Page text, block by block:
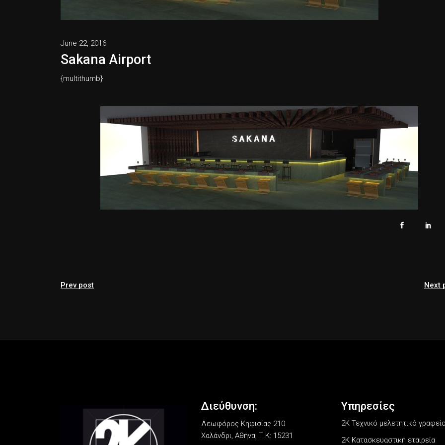
June 22, 2016
Sakana Airport
{multithumb}
Prev post Next
Διεύθυνση:
Λεωφόρος Κηφισίας 210
Χαλάνδρι, Αθήνα, Τ.Κ: 15231
Υπηρεσίες
2Κ Τεχνικό μελετητικό γραφείο
2K Κατασκευαστική εταιρεία